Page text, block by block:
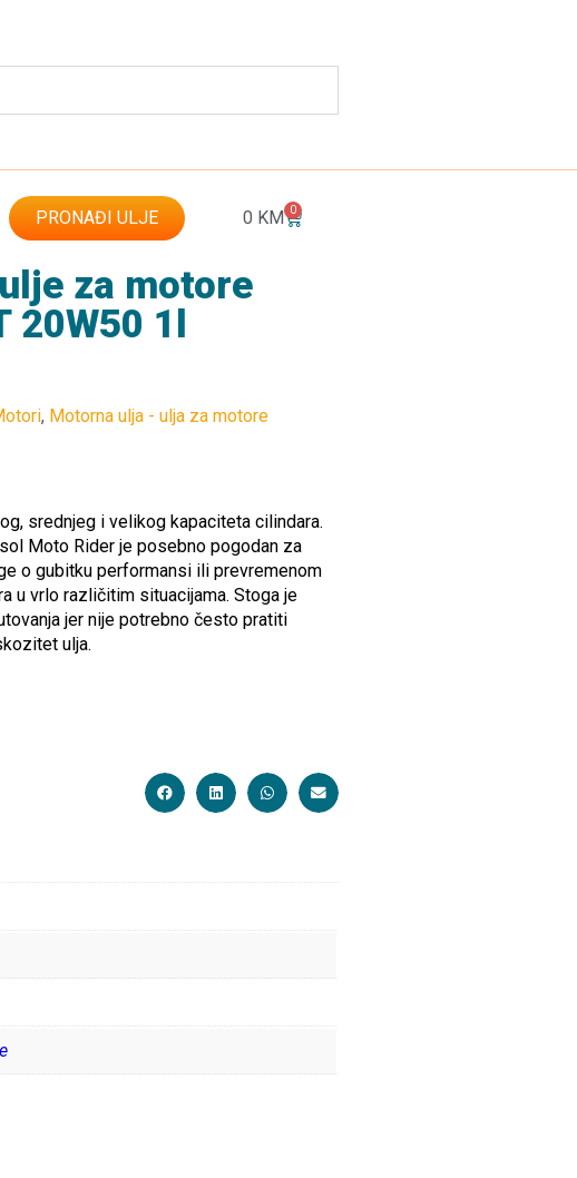
PRONAĐI ULJE 0 KM 0
za motore
20W50 1l
, Motorna ulja - ulja za motore
srednjeg i velikog kapaciteta cilindara.
Moto Rider je posebno pogodan za
o gubitku performansi ili prevremenom
u vrlo različitim situacijama. Stoga je
jer nije potrebno često pratiti
ulja.